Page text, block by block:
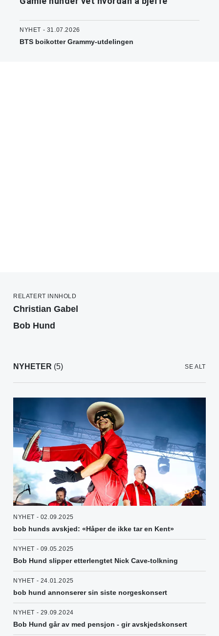
NYHET - 31.07.2026
BTS boikotter Grammy-utdelingen
RELATERT INNHOLD
Christian Gabel
Bob Hund
NYHETER (5) SE ALT
NYHET - 02.09.2025
bob hunds avskjed: «Håper de ikke tar en Kent»
NYHET - 09.05.2025
Bob Hund slipper etterlengtet Nick Cave-tolkning
NYHET - 24.01.2025
bob hund annonserer sin siste norgeskonsert
NYHET - 29.09.2024
Bob Hund går av med pensjon - gir avskjedskonsert